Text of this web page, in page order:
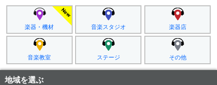
楽器・機材 音楽スタジオ 楽器店
音楽教室 ステージ その他
地域を選ぶ